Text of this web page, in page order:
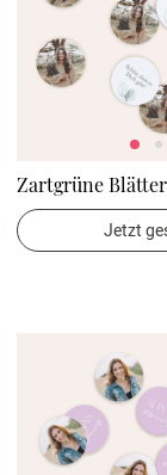
Zartgrüne Blätter
Jetzt